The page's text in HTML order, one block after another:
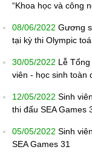
“Khoa học và công
08/06/2022 Gương
tại kỳ thi Olympic
30/05/2022 Lễ
viên - học sinh toàn
12/05/2022 Sinh
thi đấu SEA Games
05/05/2022 Sinh
SEA Games 31